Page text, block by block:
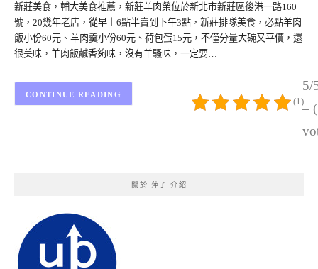
新莊美食，輔大美食推薦，新莊羊肉榮位於新北市新莊區後港一路160
號，20幾年老店，從早上6點半賣到下午3點，新莊排隊美食，必點羊肉
飯小份60元、羊肉羹小份60元、荷包蛋15元，不僅分量大碗又平價，還
很美味，羊肉飯鹹香夠味，沒有羊騷味，一定要…
5/
–
(1)
CONTINUE READING
關於 萍子 介紹